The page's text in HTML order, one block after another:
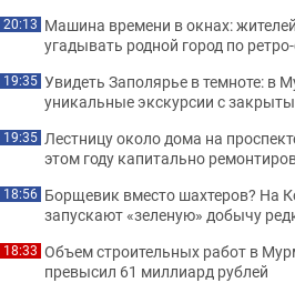
20:13 Машина времени в окнах:
угадывать родной город по
19:35 Увидеть Заполярье в темноте: в
уникальные экскурсии с
19:35 Лестницу около дома на
этом году капитально
18:56 Борщевик вместо шахтеров? На
запускают «зеленую» добычу
18:33 Объем строительных работ в
превысил 61 миллиард рублей